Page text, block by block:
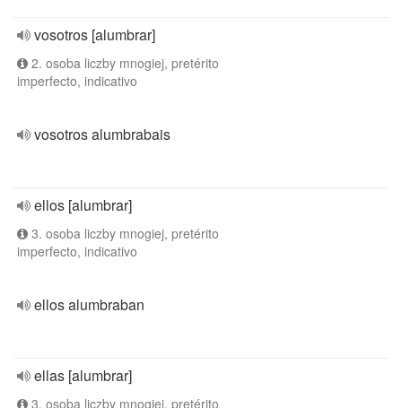
vosotros [alumbrar]
2. osoba liczby mnogiej, pretérito
imperfecto, indicativo
vosotros alumbrabais
ellos [alumbrar]
3. osoba liczby mnogiej, pretérito
imperfecto, indicativo
ellos alumbraban
ellas [alumbrar]
3. osoba liczby mnogiej, pretérito